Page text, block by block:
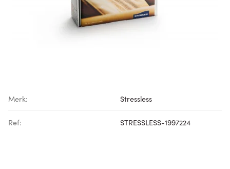
Merk: Stressless
Ref: STRESSLESS-1997224